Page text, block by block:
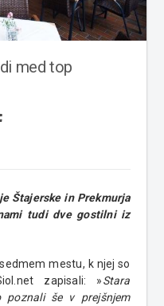
med top
Štajerske in Prekmurja
tudi dve gostilni iz
mestu, k njej so
zapisali: »Stara
poznali še v prejšnjem